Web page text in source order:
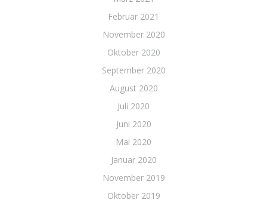
Februar 2021
November 2020
Oktober 2020
September 2020
August 2020
Juli 2020
Juni 2020
Mai 2020
Januar 2020
November 2019
Oktober 2019